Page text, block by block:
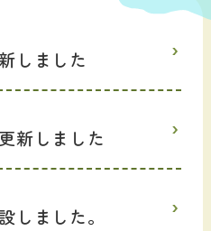
しました
新しました
しました。